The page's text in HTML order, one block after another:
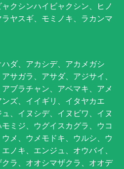
クシンハイビャクシン、ヒノ
ヤスギ、モミノキ、ラカンマ
ダ、アカシデ、アカメガシ
サガラ、アサダ、アジサイ、
ブラチャン、アベマキ、アメ
ズ、イイギリ、イタヤカエ
、イヌシデ、イヌビワ、イヌ
ミジ、ウグイスカグラ、ウコ
メ、ウメモドキ、ウルシ、ウ
ノキ、エンジュ、オウバイ、
ラ、オオシマザクラ、オオデ